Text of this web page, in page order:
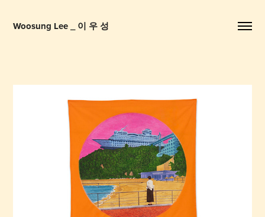
Woosung Lee _ 이 우 성